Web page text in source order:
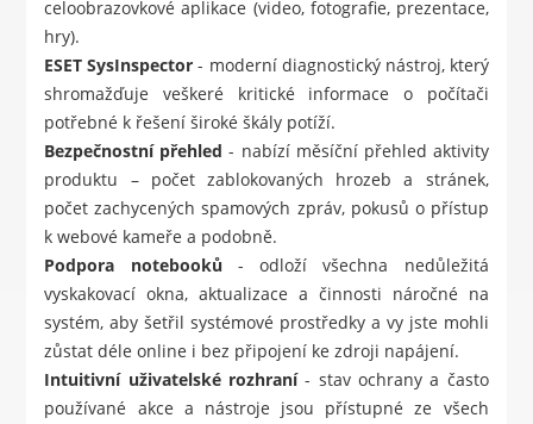
celoobrazovkové aplikace (video, fotografie, prezentace,
hry).
ESET SysInspector - moderní diagnostický nástroj, který
shromažďuje veškeré kritické informace o počítači
potřebné k řešení široké škály potíží.
Bezpečnostní přehled - nabízí měsíční přehled aktivity
produktu – počet zablokovaných hrozeb a stránek,
počet zachycených spamových zpráv, pokusů o přístup
k webové kameře a podobně.
Podpora notebooků - odloží všechna nedůležitá
vyskakovací okna, aktualizace a činnosti náročné na
systém, aby šetřil systémové prostředky a vy jste mohli
zůstat déle online i bez připojení ke zdroji napájení.
Intuitivní uživatelské rozhraní- stav ochrany a často
používané akce a nástroje jsou přístupné ze všech